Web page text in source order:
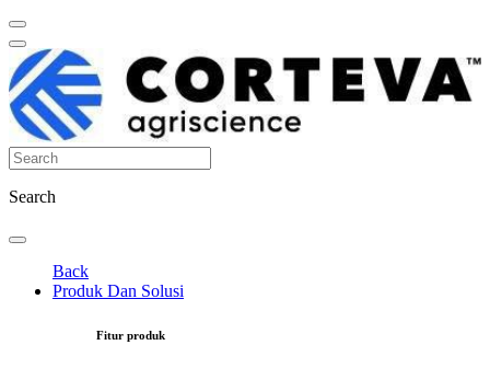
Search
Back
Produk Dan Solusi
Fitur produk